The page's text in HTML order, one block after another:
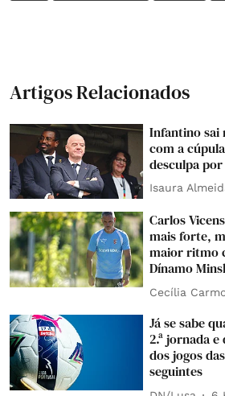
Artigos Relacionados
Infantino sai
com a
desculpa
Isaura
Carlos
mais forte,
maior ritmo
Dínamo
Cecília
Já se sabe
2.ª jornada
dos jogos
seguintes